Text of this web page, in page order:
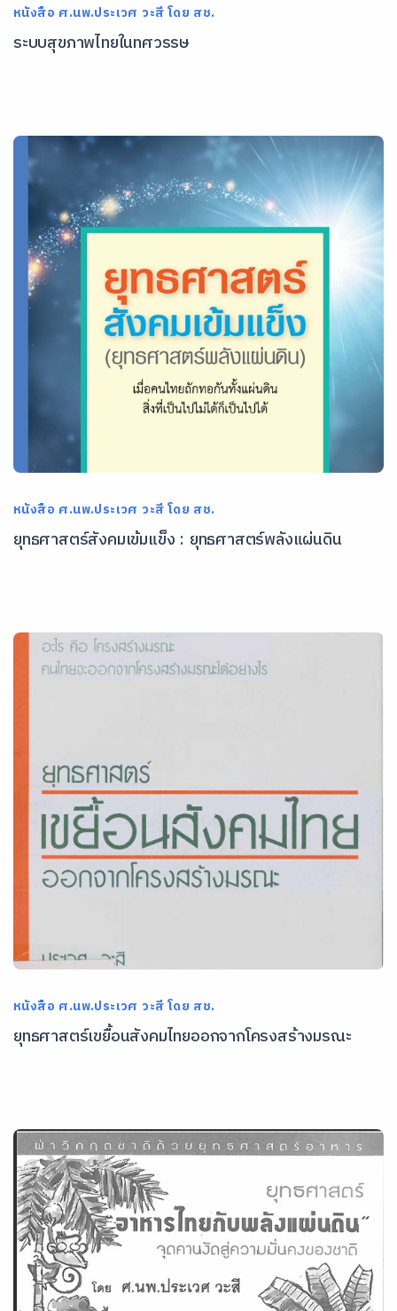
หนังสือ ศ.นพ.ประเวศ วะสี โดย สช.
ระบบสุขภาพไทยในทศวรรษ
หนังสือ ศ.นพ.ประเวศ วะสี โดย สช.
ยุทธศาสตร์สังคมเข้มแข็ง : ยุทธศาสตร์พลังแผ่นดิน
หนังสือ ศ.นพ.ประเวศ วะสี โดย สช.
ยุทธศาสตร์เขยื้อนสังคมไทยออกจากโครงสร้างมรณะ